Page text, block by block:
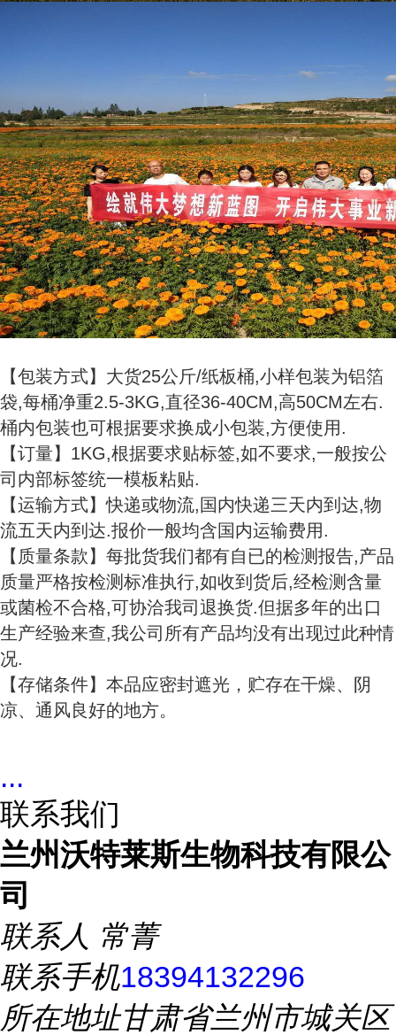
【包装方式】大货25公斤/纸板桶,小样包装为铝箔
袋,每桶净重2.5-3KG,直径36-40CM,高50CM左右.
桶内包装也可根据要求换成小包装,方便使用.
【订量】1KG,根据要求贴标签,如不要求,一般按公
司内部标签统一模板粘贴.
【运输方式】快递或物流,国内快递三天内到达,物
流五天内到达.报价一般均含国内运输费用.
【质量条款】每批货我们都有自已的检测报告,产品
质量严格按检测标准执行,如收到货后,经检测含量
或菌检不合格,可协洽我司退换货.但据多年的出口
生产经验来查,我公司所有产品均没有出现过此种情
况.
【存储条件】本品应密封遮光，贮存在干燥、阴
凉、通风良好的地方。
...
联系我们
兰州沃特莱斯生物科技有限公
司
联系人 常菁
联系手机18394132296
所在地址甘肃省兰州市城关区